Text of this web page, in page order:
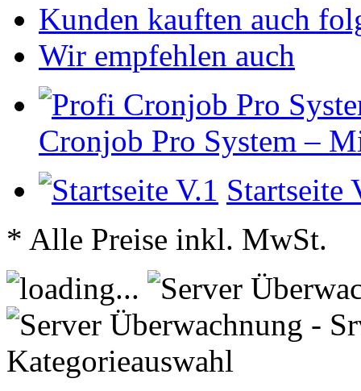
Kunden kauften auch
Wir empfehlen auch
Cronjob Pro System –
Startseite
* Alle Preise inkl. MwSt.
Kategorieauswahl